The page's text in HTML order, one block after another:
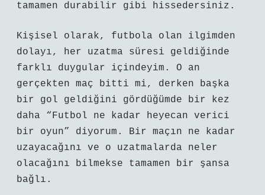
tamamen durabilir gibi hissedersiniz.
Kişisel olarak, futbola olan ilgimden
dolayı, her uzatma süresi geldiğinde
farklı duygular içindeyim. O an
gerçekten maç bitti mi, derken başka
bir gol geldiğini gördüğümde bir kez
daha “Futbol ne kadar heyecan verici
bir oyun” diyorum. Bir maçın ne kadar
uzayacağını ve o uzatmalarda neler
olacağını bilmekse tamamen bir şansa
bağlı.